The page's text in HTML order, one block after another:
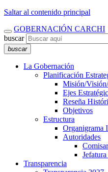
Saltar al contenido principal
GOBERNACIÓN CARCHI
buscar
buscar
La Gobernación
Planificación
Misión/
Ejes
Reseña
Objetivos
Estructura
Organigrama
Autoridades
Transparencia